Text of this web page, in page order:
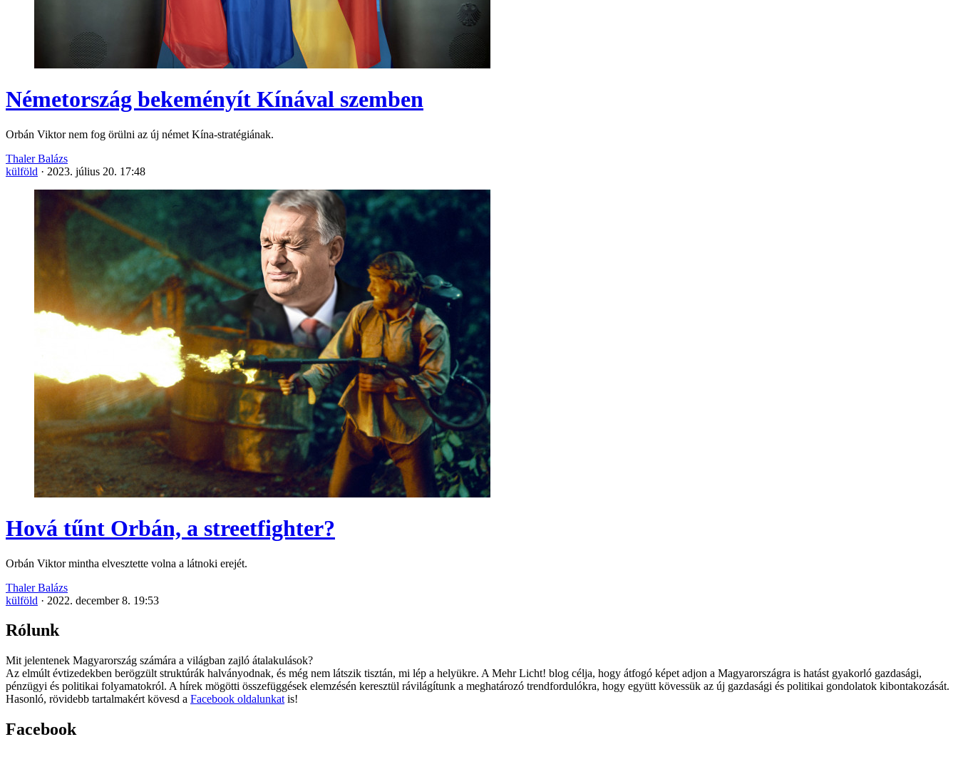
Németország bekeményít Kínával szemben
Orbán Viktor nem fog örülni az új német Kína-stratégiának.
Thaler Balázs
külföld · 2023. július 20. 17:48
Hová tűnt Orbán, a streetfighter?
Orbán Viktor mintha elvesztette volna a látnoki erejét.
Thaler Balázs
külföld · 2022. december 8. 19:53
Rólunk
Mit jelentenek Magyarország számára a világban zajló átalakulások?
Az elmúlt évtizedekben berögzült struktúrák halványodnak, és még nem látszik tisztán, mi lép a helyükre. A Mehr Licht! blog célja, hogy átfogó képet adjon a Magyarországra is hatást gyakorló gazdasági,
pénzügyi és politikai folyamatokról. A hírek mögötti összefüggések elemzésén keresztül rávilágítunk a meghatározó trendfordulókra, hogy együtt kövessük az új gazdasági és politikai gondolatok kibontakozását.
Hasonló, rövidebb tartalmakért kövesd a Facebook oldalunkat is!
Facebook